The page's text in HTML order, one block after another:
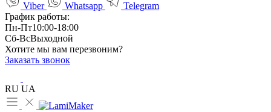
Viber
Whatsapp
Telegram
График работы:
Пн-Пт10:00-18:00
Сб-ВсВыходной
Хотите мы вам перезвоним?
Заказать звонок
RU UA